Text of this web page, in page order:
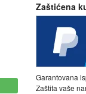
Zaštićena
Garantovana
Zaštita vaše